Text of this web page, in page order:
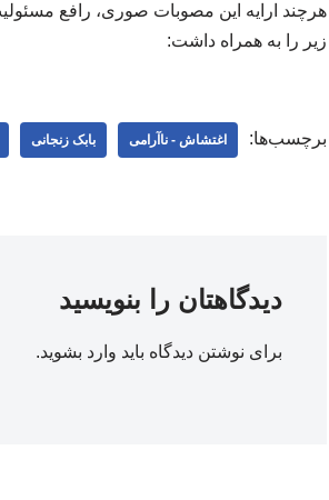
‌هرچند ارایه این مصوبات صوری، رافع
زیر را به همراه داشت:
برچسب‌ها: اغتشاش - ناآرامی بابک زنجانی
دیدگاهتان را بنویسید
برای نوشتن دیدگاه باید وارد بشوید.